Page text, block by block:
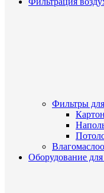
Фильтры
Оборудование для